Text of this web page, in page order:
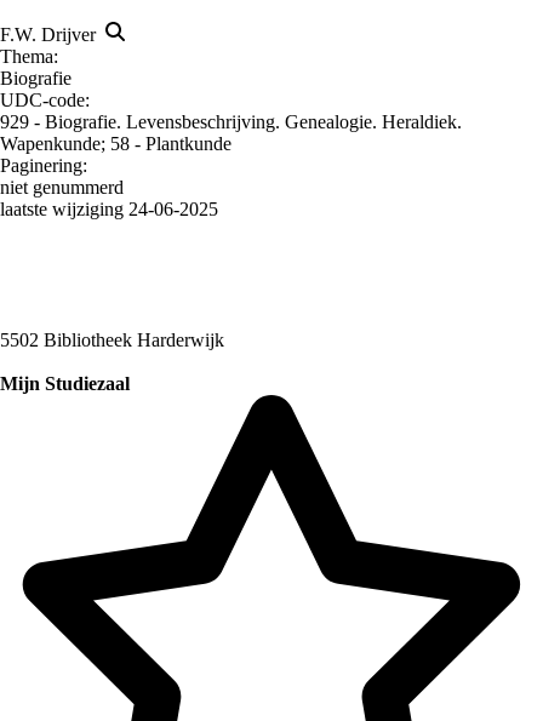
F.W. Drijver
Thema:
Biografie
UDC-code:
929 - Biografie. Levensbeschrijving. Genealogie. Heraldiek.
Wapenkunde; 58 - Plantkunde
Paginering:
niet genummerd
laatste wijziging 24-06-2025
5502 Bibliotheek Harderwijk
Mijn Studiezaal